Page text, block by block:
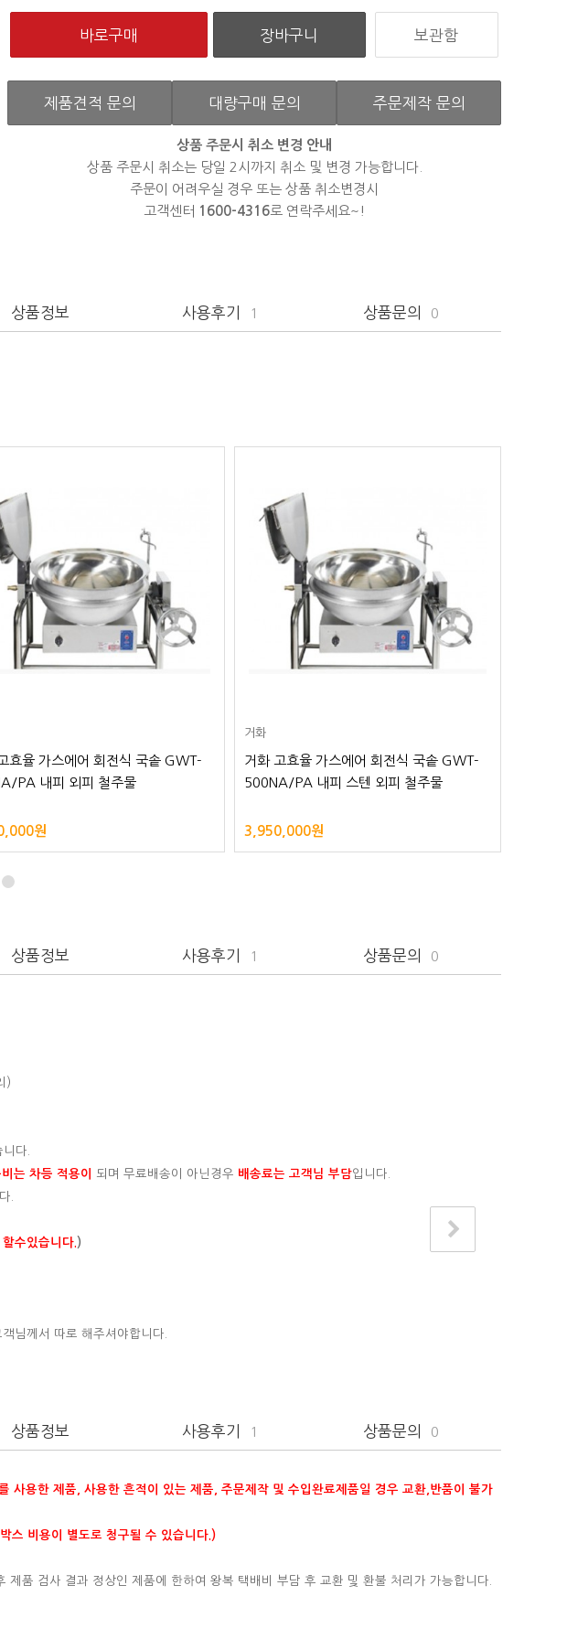
보관함
제품견적 문의 대량구매 문의 주문제작 문의
상품 주문시 취소 변경 안내
상품 주문시 취소는 당일 2시까지 취소 및 변경 가능합니다.
주문이 어려우실 경우 또는 상품 취소변경시
고객센터 1600-4316로 연락주세요~!
상품정보 사용후기 1 상품문의 0
효율 가스에어 회전식 국솥 GWT-
PA 내피 외피 철주물
원
거화
거화 고효율 가스에어 회전식 국솥 GWT-
500NA/PA 내피 스텐 외피 철주물
3,950,000원
상품정보 사용후기 1 상품문의 0
)
다.
는 차등 적용이 되며 무료배송이 아닌경우 배송료는 고객님 부담입니다.
.
수있습니다. )
님께서 따로 해주셔야합니다.
상품정보 사용후기 1 상품문의 0
용한 제품, 사용한 흔적이 있는 제품, 주문제작 및 수입완료제품일 경우 교환,반품이 불가
스 비용이 별도로 청구될 수 있습니다.)
품 검사 결과 정상인 제품에 한하여 왕복 택배비 부담 후 교환 및 환불 처리가 가능합니다.